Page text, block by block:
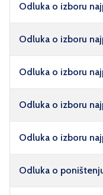
Odluka o izboru
Odluka o izboru
Odluka o izboru
Odluka o izboru
Odluka o izboru
Odluka o